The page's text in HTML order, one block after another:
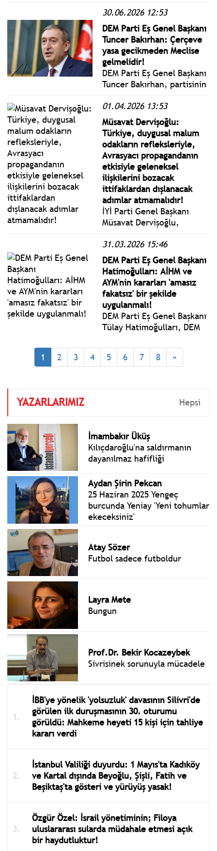
katletmesinin üzerinden 33
yıl geçti.
30.06.2026 12:53
DEM Parti Eş Genel Başkanı
Tuncer Bakırhan: Çerçeve
yasa gecikmeden Meclise
gelmelidir!
DEM Parti Eş Genel Başkanı
Tuncer Bakırhan, partisinin
Ankara'da 7-8 Temmuz'da
yapılacak NATO Devlet ve
Hükümet Başkanları
Zirvesi'ne ilişkin
değerlendirmelerde
bulundu.
01.04.2026 13:53
Müsavat Dervişoğlu:
Türkiye, duygusal malum
odakların refleksleriyle,
Avrasyacı propagandanın
etkisiyle geleneksel
ilişkilerini bozacak
ittifaklardan dışlanacak
adımlar atmamalıdır!
İYİ Parti Genel Başkanı
Müsavat Dervişoğlu,
askeri bir tepki verirse,
Türkiye bu askeri ittifakın
mutlaka dışında kalmalıdır."
31.03.2026 15:46
DEM Parti Eş Genel Başkanı
Hatimoğulları: AİHM ve
AYM'nin kararları 'amasız
fakatsız' bir şekilde
uygulanmalı!
DEM Parti Eş Genel Başkanı
Tülay Hatimoğulları, DEM
Toplantısı'nda yaptığı
konuşmada, gündeme
1 2 3 4 5 6 7 8 »
YAZARLARIMIZ Hepsi
İmambakır Üküş
Kılıçdaroğlu'na saldırmanın
dayanılmaz hafifliği
Aydan Şirin Pekcan
25 Haziran 2025 Yengeç
burcunda Yeniay 'Yeni tohumlar
ekeceksiniz'
Atay Sözer
Futbol sadece futboldur
Layra Mete
Bungun
Prof.Dr. Bekir Kocazeybek
Sivrisinek sorunuyla mücadele
İBB'ye yönelik 'yolsuzluk' davasının Silivri'de
görülen ilk duruşmasının 30. oturumu
görüldü: Mahkeme heyeti 15 kişi için tahliye
kararı verdi
İstanbul Valiliği duyurdu: 1 Mayıs'ta Kadıköy
ve Kartal dışında Beyoğlu, Şişli, Fatih ve
Beşiktaş'ta gösteri ve yürüyüş yasak!
Özgür Özel: İsrail yönetiminin; Filoya
uluslararası sularda müdahale etmesi açık
bir haydutluktur!